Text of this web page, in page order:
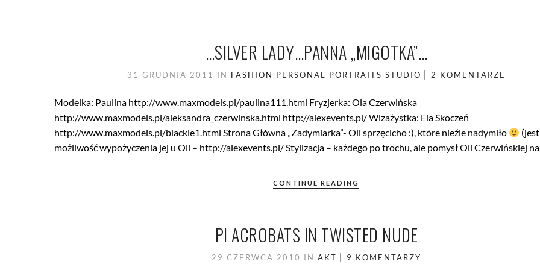
…SILVER LADY…PANNA „MIGOTKA”…
31 GRUDNIA 2011 IN FASHION PERSONAL PORTRAITS STUDIO 2 KOMENTARZE
Modelka: Paulina http://www.maxmodels.pl/paulina111.html Fryzjerka: Ola Czerwińska
http://www.maxmodels.pl/aleksandra_czerwinska.html http://alexevents.pl/ Wizażystka: Ela Skoczeń
http://www.maxmodels.pl/blackie1.html Strona Główna „Zadymiarka”- Oli sprzęcicho :), które nieźle nadymiło
(jest
możliwość wypożyczenia jej u Oli – http://alexevents.pl/ Stylizacja – każdego po trochu, ale pomysł Oli Czerwińskiej
CONTINUE READING
PI ACROBATS IN TWISTED NUDE
29 CZERWCA 2010 IN AKT 9 KOMENTARZY